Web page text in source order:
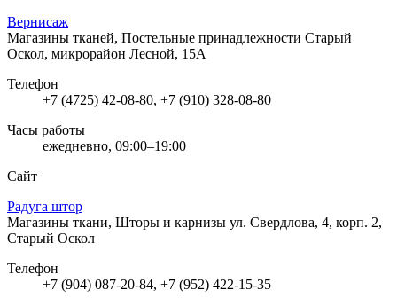
Вернисаж
Магазины тканей, Постельные принадлежности Старый
Оскол, микрорайон Лесной, 15А
Телефон
+7 (4725) 42-08-80, +7 (910) 328-08-80
Часы работы
ежедневно, 09:00–19:00
Сайт
Радуга штор
Магазины ткани, Шторы и карнизы ул. Свердлова, 4, корп. 2,
Старый Оскол
Телефон
+7 (904) 087-20-84, +7 (952) 422-15-35